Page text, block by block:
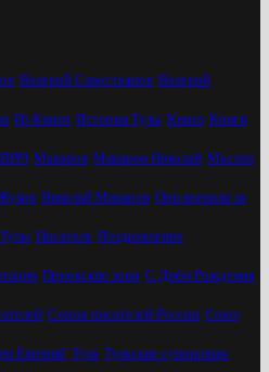
Валерий Савостьянов Валерий
Из Книги История Тулы Книга Книги
Макаров Макаров Николай Маслов
Николай Макаров Они воевали за
Писатель Поздравление
Приокские зори С Днём Рождения
Союза писателей России Союз
Евгений Тула Тульские суворовцы